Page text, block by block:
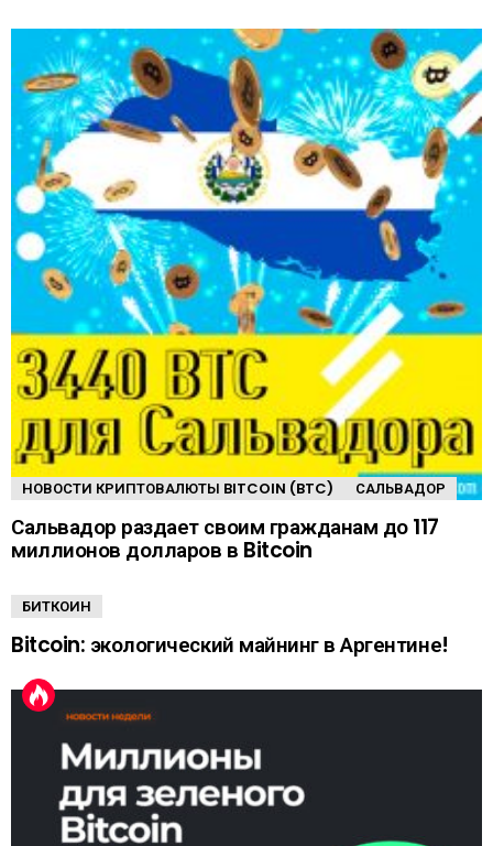
НОВОСТИ КРИПТОВАЛЮТЫ BITCOIN (BTC) САЛЬВАДОР
Сальвадор раздает своим гражданам до 117
миллионов долларов в Bitcoin
БИТКОИН
Bitcoin: экологический майнинг в Аргентине!